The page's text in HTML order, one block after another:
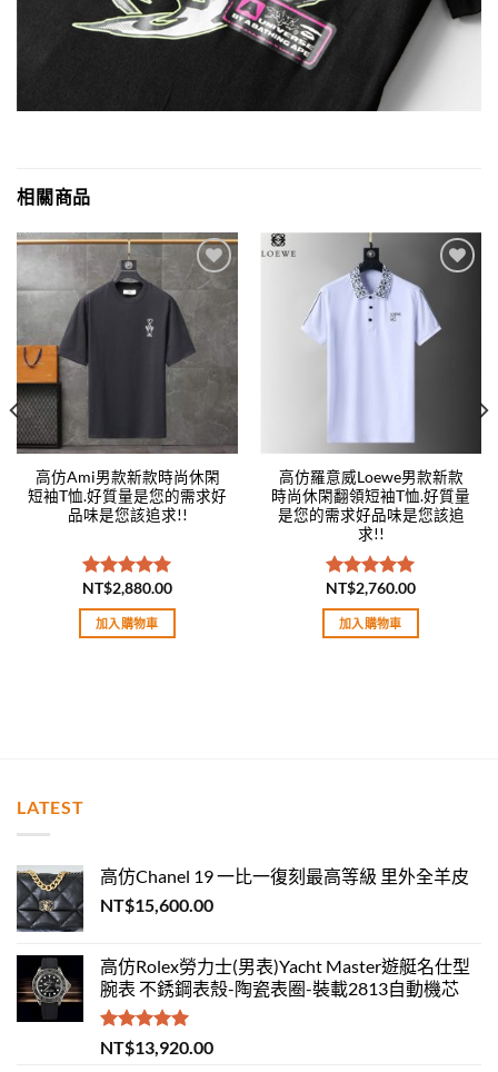
相關商品
Add to
高仿Ami男款新款時尚休閑
短袖T恤.好質量是您的需求好
品味是您該追求!!
評分5.00
滿分 5
NT$2,880.00
加入購物車
wishlist
高仿羅意威Loewe男款新款
時尚休閑翻領短袖T恤.好質量
是您的需求好品味是您該追
求!!
評分5.00
滿分 5
NT$2,760.00
加入購物車
LATEST
高仿Chanel 19 一比一復刻最高等級 里外全羊皮
NT$15,600.00
高仿Rolex勞力士(男表)Yacht Master遊艇名仕型
腕表 不銹鋼表殼-陶瓷表圈-裝載2813自動機芯
評分5.00
滿分 5
NT$13,920.00